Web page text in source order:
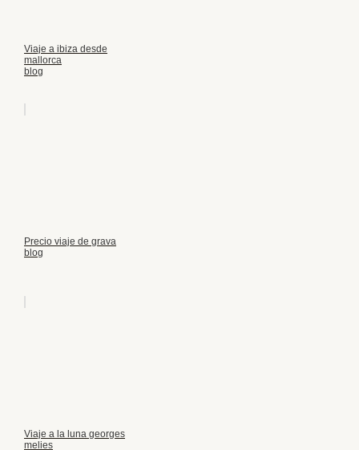
Viaje a ibiza desde
mallorca
blog
Precio viaje de grava
blog
Viaje a la luna georges
melies